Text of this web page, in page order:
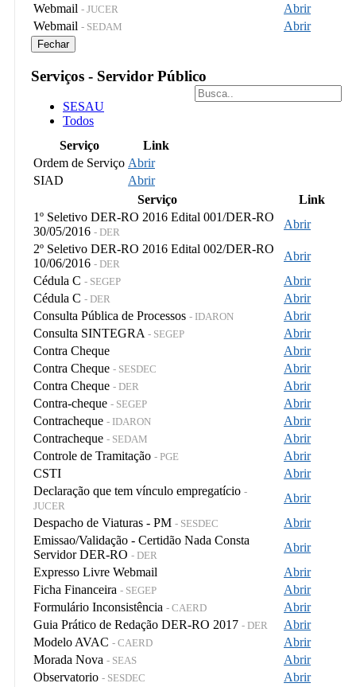
Webmail - JUCER
Abrir
Webmail - SEDAM Abrir
Fechar
Serviços - Servidor Público
SESAU
Todos
Serviço
Link
Ordem de Serviço Abrir
SIAD
Abrir
Serviço
Link
1º Seletivo DER-RO 2016 Edital 001/DER-RO
30/05/2016 - DER
Abrir
2º Seletivo DER-RO 2016 Edital 002/DER-RO
10/06/2016 - DER
Abrir
Cédula C - SEGEP
Abrir
Cédula C - DER
Abrir
Consulta Pública de Processos - IDARON
Abrir
Consulta SINTEGRA - SEGEP
Abrir
Contra Cheque
Abrir
Contra Cheque - SESDEC
Abrir
Contra Cheque - DER
Abrir
Contra-cheque - SEGEP
Abrir
Contracheque - IDARON
Abrir
Contracheque - SEDAM
Abrir
Controle de Tramitação - PGE
Abrir
CSTI
Abrir
Declaração que tem vínculo empregatício -
JUCER
Abrir
Despacho de Viaturas - PM - SESDEC
Abrir
Emissao/Validação - Certidão Nada Consta
Servidor DER-RO - DER
Abrir
Expresso Livre Webmail
Abrir
Ficha Financeira - SEGEP
Abrir
Formulário Inconsistência - CAERD
Abrir
Guia Prático de Redação DER-RO 2017 - DER
Abrir
Modelo AVAC - CAERD
Abrir
Morada Nova - SEAS
Abrir
Observatorio - SESDEC
Abrir